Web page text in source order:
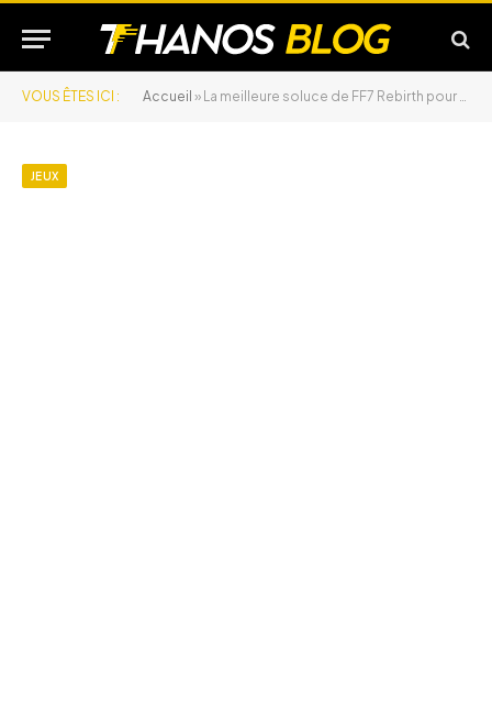
VOUS ÊTES ICI : Accueil » La meilleure soluce de FF7 Rebirth pour avancer sans tourner en rond
JEUX